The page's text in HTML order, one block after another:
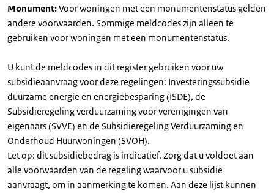
Monument:Voor woningen met een monumentenstatus gelden
andere voorwaarden. Sommige meldcodes zijn alleen te
gebruiken voor woningen met een monumentenstatus.
U kunt de meldcodes in dit register gebruiken voor uw
subsidieaanvraag voor deze regelingen: Investeringssubsidie
duurzame energie en energiebesparing (ISDE), de
Subsidieregeling verduurzaming voor verenigingen van
eigenaars (SVVE) en de Subsidieregeling Verduurzaming en
Onderhoud Huurwoningen (SVOH).
Let op: dit subsidiebedrag is indicatief. Zorg dat u voldoet aan
alle voorwaarden van de regeling waarvoor u subsidie
aanvraagt, om in aanmerking te komen. Aan deze lijst kunnen